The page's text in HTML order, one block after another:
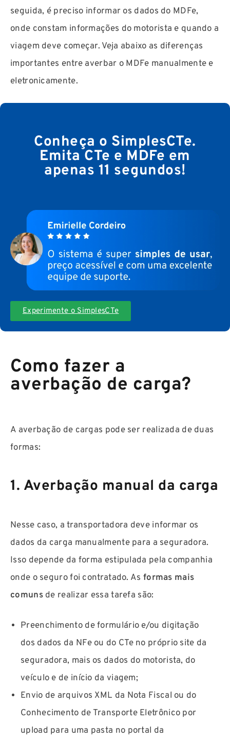
seguida, é preciso informar os dados do MDFe,
onde constam informações do motorista e quando a
viagem deve começar. Veja abaixo as diferenças
importantes entre averbar o MDFe manualmente e
eletronicamente.
Conheça o SimplesCTe.
Emita CTe e MDFe em
apenas 11 segundos!
Experimente o SimplesCTe
Como fazer a
averbação de carga?
A averbação de cargas pode ser realizada de duas
formas:
1. Averbação manual da carga
Nesse caso, a transportadora deve informar os
dados da carga manualmente para a seguradora.
Isso depende da forma estipulada pela companhia
onde o seguro foi contratado. As formas mais
comunsde realizar essa tarefa são:
Preenchimento de formulário e/ou digitação
dos dados da NFe ou do CTe no próprio site da
seguradora, mais os dados do motorista, do
veículo e de início da viagem;
Envio de arquivos XML da Nota Fiscal ou do
Conhecimento de Transporte Eletrônico por
upload para uma pasta no portal da